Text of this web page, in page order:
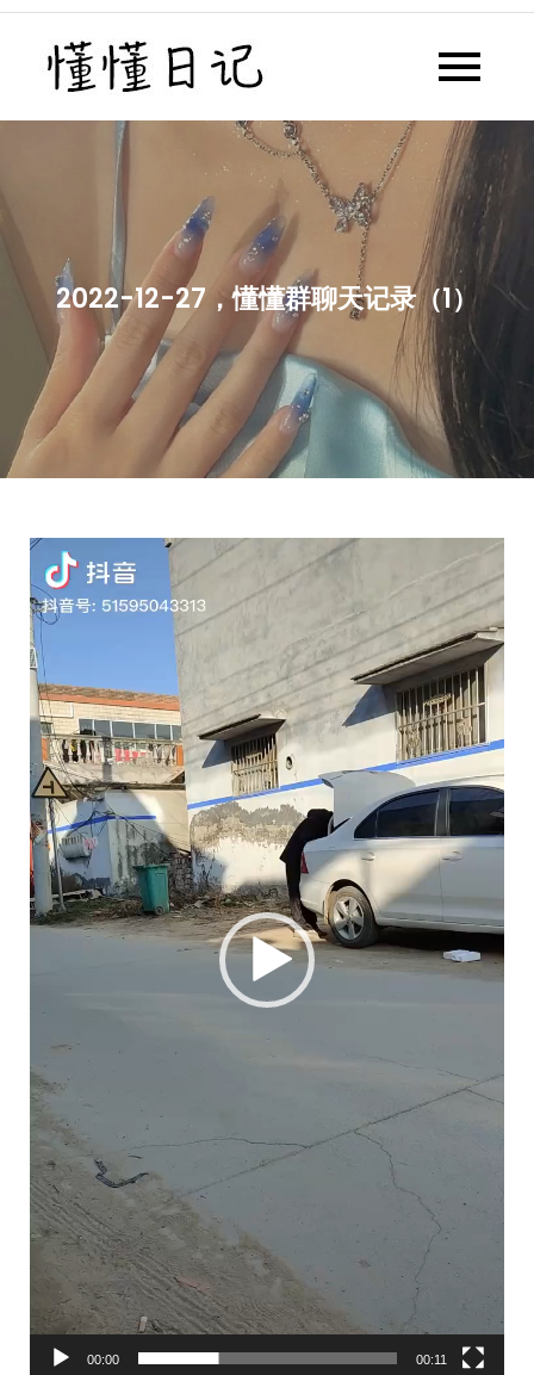
Skip
content
懂懂日记网每天同步更新懂懂学
2022-12-27，懂懂群聊天记录（1）
视
频
播
放
器
00:00 00:11